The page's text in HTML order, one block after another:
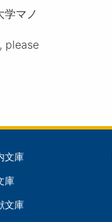
学マノ
please
文庫
庫
文庫